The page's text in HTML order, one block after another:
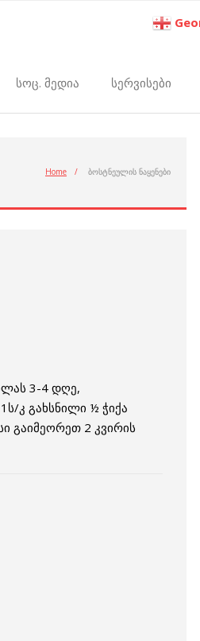
სოც. მედია სერვისები
Home / ბოსტნეულის ნაყენები
3-4 დღე,
კ გახსნილი ½ ჭიქა
გაიმეორეთ 2 კვირის